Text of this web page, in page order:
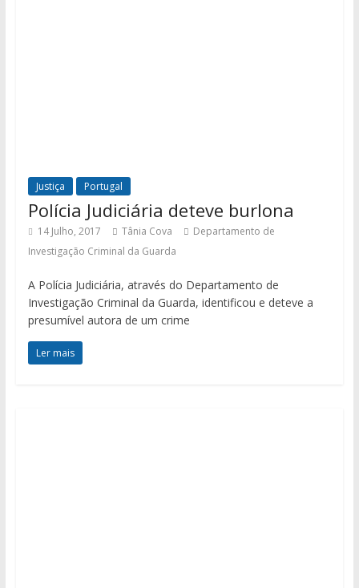
Justiça Portugal
Polícia Judiciária deteve burlona
14 Julho, 2017 Tânia Cova
Departamento de
Investigação Criminal da Guarda
A Polícia Judiciária, através do Departamento de
Investigação Criminal da Guarda, identificou e deteve a
presumível autora de um crime
Ler mais